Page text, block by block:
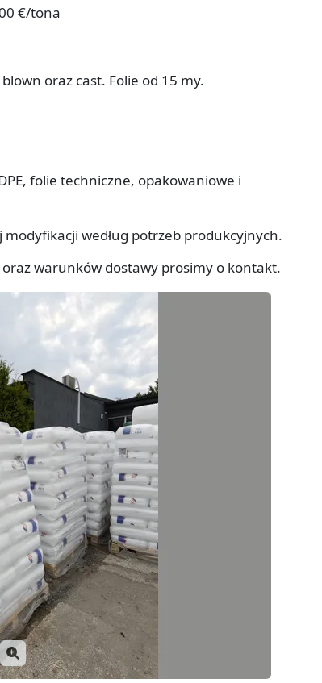
€/tona
oraz cast. Folie od 15 my.
folie techniczne, opakowaniowe i
według potrzeb produkcyjnych.
warunków dostawy prosimy o kontakt.